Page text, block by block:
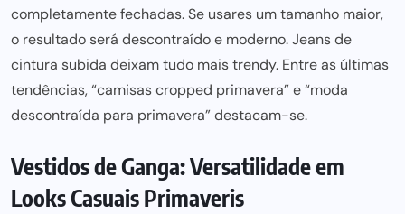
completamente fechadas. Se usares um tamanho maior,
o resultado será descontraído e moderno. Jeans de
cintura subida deixam tudo mais trendy. Entre as últimas
tendências, “camisas cropped primavera” e “moda
descontraída para primavera” destacam-se.
Vestidos de Ganga: Versatilidade em
Looks Casuais Primaveris